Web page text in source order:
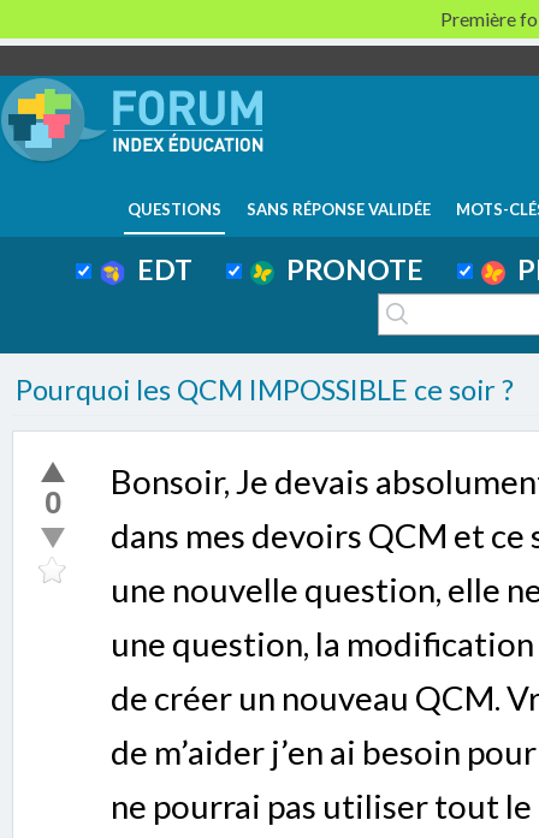
QUESTIONS SANS RÉPONSE VALIDÉE MOTS-
EDT PRONOTE
Pourquoi les QCM IMPOSSIBLE ce soir ?
0
Bonsoir, Je devais
dans mes devoirs QCM et
une nouvelle question, elle
une question, la
de créer un nouveau QCM.
de m’aider j’en ai besoin
ne pourrai pas utiliser tout le
Première